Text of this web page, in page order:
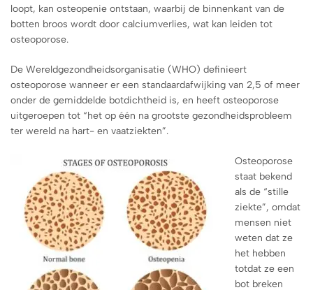
loopt, kan osteopenie ontstaan, waarbij de binnenkant van de
botten broos wordt door calciumverlies, wat kan leiden tot
osteoporose.
De Wereldgezondheidsorganisatie (WHO) definieert
osteoporose wanneer er een standaardafwijking van 2,5 of meer
onder de gemiddelde botdichtheid is, en heeft osteoporose
uitgeroepen tot “het op één na grootste gezondheidsprobleem
ter wereld na hart- en vaatziekten”.
Osteoporose
staat bekend
als de “stille
ziekte”, omdat
mensen niet
weten dat ze
het hebben
totdat ze een
bot breken